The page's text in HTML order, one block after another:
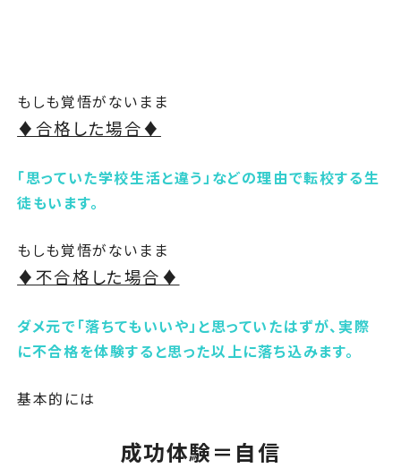
もしも覚悟がないまま
♦合格した場合♦
「思っていた学校生活と違う」などの理由で転校する生
徒もいます。
もしも覚悟がないまま
♦不合格した場合♦
ダメ元で「落ちてもいいや」と思っていたはずが、実際
に不合格を体験すると思った以上に落ち込みます。
基本的には
成功体験＝自信